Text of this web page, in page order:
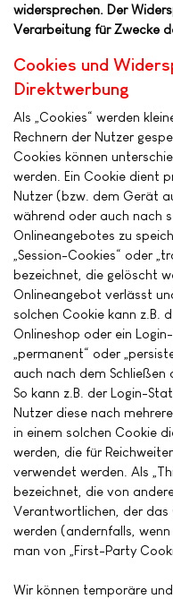
widersprechen. Der
Verarbeitung für Zwecke
Cookies und
Direktwerbung
Als „Cookies“ werden
Rechnern der Nutzer
Cookies können
werden. Ein Cookie dient
Nutzer (bzw. dem Gerät
während oder auch nach
Onlineangebotes zu
„Session-Cookies“ oder
bezeichnet, die gelöscht
Onlineangebot verlässt
solchen Cookie kann z.B.
Onlineshop oder ein
„permanent“ oder
auch nach dem Schließen
So kann z.B. der Login-
Nutzer diese nach
in einem solchen Cookie
werden, die für
verwendet werden. Als
bezeichnet, die von
Verantwortlichen, der
werden (andernfalls,
man von „First-Party
Wir können temporäre